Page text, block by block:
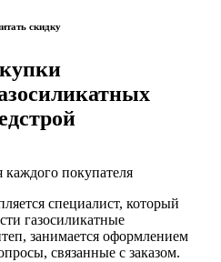
скидку
покупателя
специалист, который
газосиликатные
занимается оформлением
связанные с заказом.